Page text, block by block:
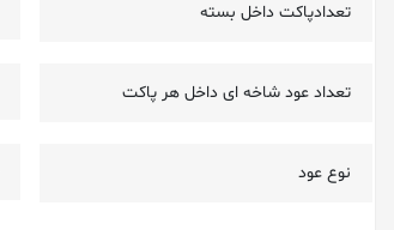
تعدادپاکت داخل بسته
تعداد عود شاخه ای داخل هر پاکت
نوع عود